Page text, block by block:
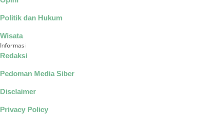
Politik dan Hukum
Wisata
Informasi
Redaksi
Pedoman Media Siber
Disclaimer
Privacy Policy